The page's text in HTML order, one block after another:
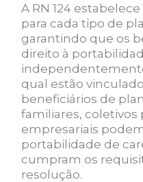
A RN 124
para cada tipo de
garantindo que os
direito à
qual estão
beneficiários de
familiares, coletivos
empresariais
portabilidade de
cumpram os
resolução.